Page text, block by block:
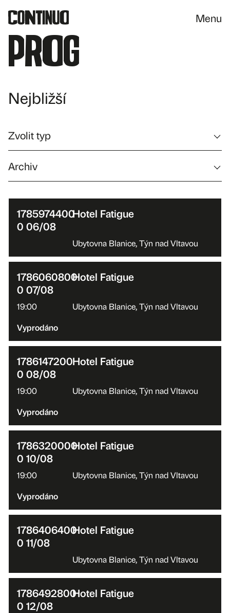
Menu
Prog
Nejbližší
Zvolit typ
Archiv
1785974400
0 06/08
Hotel Fatigue
Ubytovna Blanice, Týn nad Vltavou
1786060800
0 07/08
Hotel Fatigue
Ubytovna Blanice, Týn nad Vltavou
19:00
Vyprodáno
1786147200
0 08/08
Hotel Fatigue
Ubytovna Blanice, Týn nad Vltavou
19:00
Vyprodáno
1786320000
0 10/08
Hotel Fatigue
Ubytovna Blanice, Týn nad Vltavou
19:00
Vyprodáno
1786406400
0 11/08
Hotel Fatigue
Ubytovna Blanice, Týn nad Vltavou
1786492800
0 12/08
Hotel Fatigue